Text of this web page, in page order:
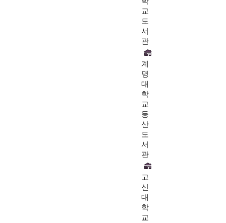
교
도
서
관
계
명
대
학
교
동
산
도
서
관
고
신
대
학
교